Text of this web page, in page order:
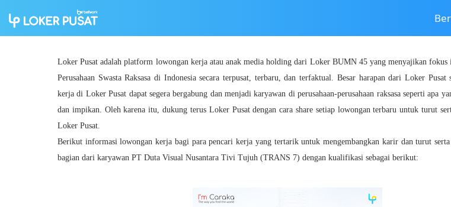
Loker Pusat adalah platform lowongan kerja atau anak media holding dari Loker BUMN 45 yang menyajikan
Perusahaan Swasta Raksasa di Indonesia secara terpusat, terbaru, dan terfaktual. Besar harapan dari Loker Pusat
kerja di Loker Pusat dapat segera bergabung dan menjadi karyawan di perusahaan-perusahaan raksasa seperti apa
dan impikan. Oleh karena itu, dukung terus Loker Pusat dengan cara share setiap lowongan terbaru untuk turut
Loker Pusat.
Berikut informasi lowongan kerja bagi para pencari kerja yang tertarik untuk mengembangkan karir dan turut
bagian dari karyawan PT Duta Visual Nusantara Tivi Tujuh (TRANS 7) dengan kualifikasi sebagai berikut: